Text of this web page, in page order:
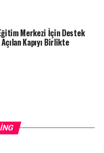
Merkezi İçin Destek
Kapıyı Birlikte